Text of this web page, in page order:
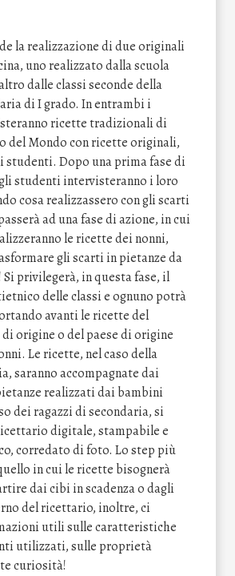
la realizzazione di due originali
uno realizzato dalla scuola
dalle classi seconde della
di I grado. In entrambi i
ricette tradizionali di
del Mondo con ricette originali,
studenti. Dopo una prima fase di
studenti intervisteranno i loro
cosa realizzassero con gli scarti
ad una fase di azione, in cui
le ricette dei nonni,
gli scarti in pietanze da
privilegerà, in questa fase, il
delle classi e ognuno potrà
avanti le ricette del
origine o del paese di origine
Le ricette, nel caso della
saranno accompagnate dai
realizzati dai bambini
dei ragazzi di secondaria, si
digitale, stampabile e
corredato di foto. Lo step più
in cui le ricette bisognerà
dai cibi in scadenza o dagli
del ricettario, inoltre, ci
utili sulle caratteristiche
utilizzati, sulle proprietà
curiosità!